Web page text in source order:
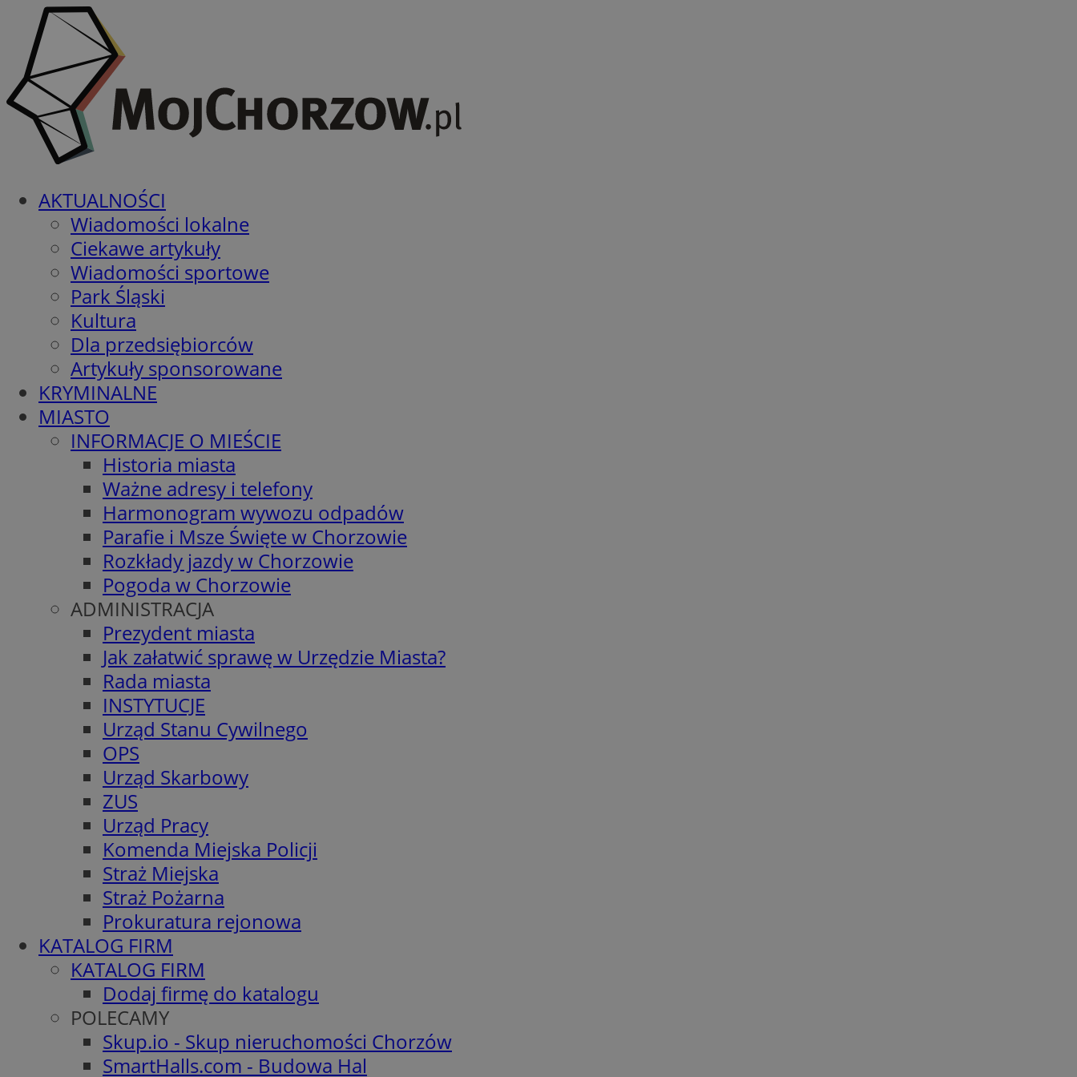
AKTUALNOŚCI
Wiadomości lokalne
Ciekawe artykuły
Wiadomości sportowe
Park Śląski
Kultura
Dla przedsiębiorców
Artykuły sponsorowane
KRYMINALNE
MIASTO
INFORMACJE O MIEŚCIE
Historia miasta
Ważne adresy i telefony
Harmonogram wywozu odpadów
Parafie i Msze Święte w Chorzowie
Rozkłady jazdy w Chorzowie
Pogoda w Chorzowie
ADMINISTRACJA
Prezydent miasta
Jak załatwić sprawę w Urzędzie Miasta?
Rada miasta
INSTYTUCJE
Urząd Stanu Cywilnego
OPS
Urząd Skarbowy
ZUS
Urząd Pracy
Komenda Miejska Policji
Straż Miejska
Straż Pożarna
Prokuratura rejonowa
KATALOG FIRM
KATALOG FIRM
Dodaj firmę do katalogu
POLECAMY
Skup.io - Skup nieruchomości Chorzów
SmartHalls.com - Budowa Hal